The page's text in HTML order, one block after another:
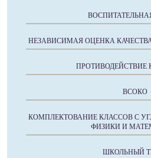
НЕЗАВИСИМАЯ ОЦЕНКА
ПРОТИВОДЕЙСТВИЕ
ВСОКО
КОМПЛЕКТОВАНИЕ КЛАССОВ С
ФИЗИКИ И
ШКОЛЬНЫЙ